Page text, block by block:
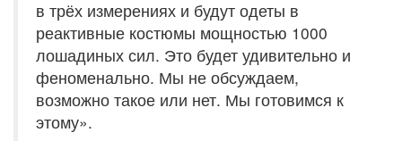
в трёх измерениях и будут одеты в
реактивные костюмы мощностью 1000
лошадиных сил. Это будет удивительно и
феноменально. Мы не обсуждаем,
возможно такое или нет. Мы готовимся к
этому».